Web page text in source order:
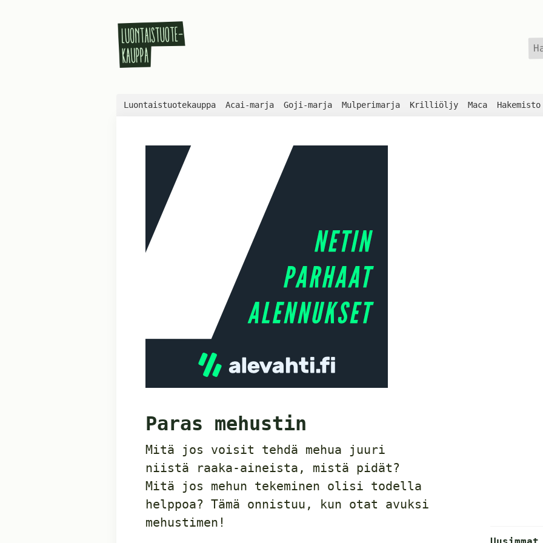
Luontaistuotekauppa Acai-marja Goji-marja Mulperimarja Krilliöljy Maca Hakemisto
Paras mehustin
Mitä jos voisit tehdä mehua juuri
niistä raaka-aineista, mistä pidät?
Mitä jos mehun tekeminen olisi todella
helppoa? Tämä onnistuu, kun otat avuksi
mehustimen!